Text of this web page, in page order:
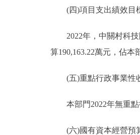
(四)項目支出績效目
2022年，中關村科技
算190,163.22萬元，佔本
(五)重點行政事業性
本部門2022年無重點
(六)國有資本經營預